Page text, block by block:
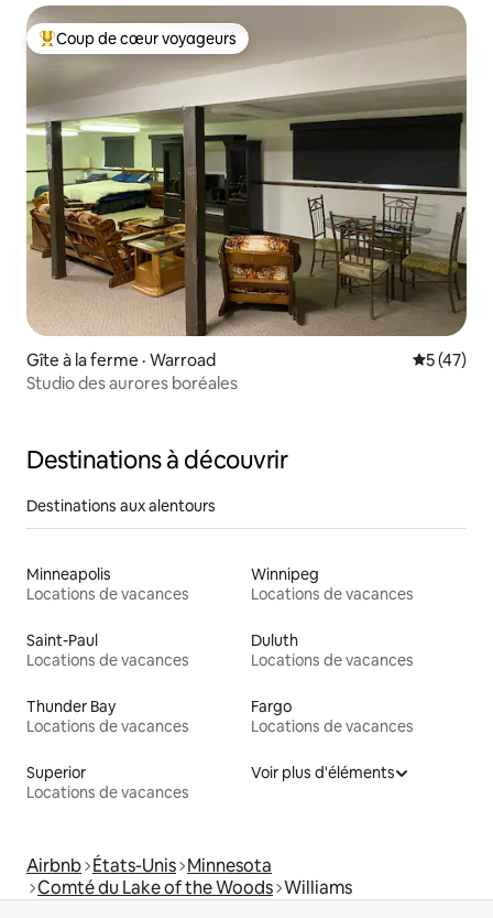
Coup de cœur voyageurs parmi les plus aimés
Coup de cœur voyageurs
Gîte à la ferme · Warroad Note
5 (47)
Studio des aurores boréales
Destinations à découvrir
Destinations aux alentours
Minneapolis
Locations de vacances
Winnipeg
Locations de vacances
Saint-Paul
Locations de vacances
Duluth
Locations de vacances
Thunder Bay
Locations de vacances
Fargo
Locations de vacances
Superior
Locations de vacances
Voir plus d'éléments
Airbnb États-Unis Minnesota
Comté du Lake of the Woods Williams